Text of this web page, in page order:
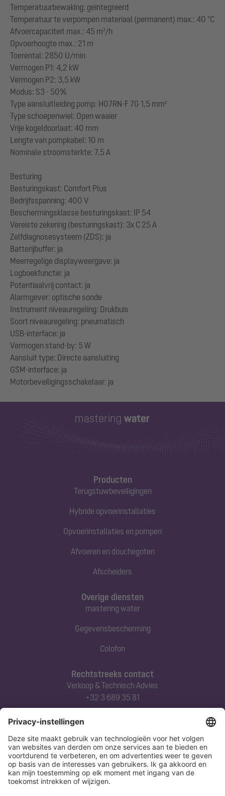
Temperatuurbewaking: geïntegreerd
Temperatuur te verpompen materiaal (permanent) max.: 40 °C
Afvoercapaciteit max.: 45 m³/h
Opvoerhoogte max.: 21 m
Toerental: 2850 U/min
Vermogen P1: 4,2 kW
Vermogen P2: 3,5 kW
Modus: S3 - 50%
Type aansluitleiding pomp: H07RN-F 7G 1,5 mm²
Type schoepenwiel: Open waaier
Vrije kogeldoorlaat: 40 mm
Lengte van pompkabel: 10 m
Nominale stroomsterkte: 7,5 A
Besturing
Besturingskast: Comfort Plus
Bedrijfsspanning: 400 V
Beschermingsklasse besturingskast: IP 54
Vereiste zekering (besturingskast): 3x C 25 A
Zelfdiagnosesysteem (ZDS): ja
Batterijbuffer: ja
Meerregelige displayweergave: ja
Logboekfunctie: ja
Potentiaalvrij contact: ja
Alarmgever: optische sonde
Instrument niveauregeling: Drukbuis
Soort niveauregeling: pneumatisch
USB-interface: ja
Vermogen stand-by: 5 W
Aansluit type: Directe aansluiting
GSM-interface: ja
Producten
Terugstuwbeveiligingen
Hybride opvoerinstallaties
Opvoerinstallaties en pompen
Afvoeren en douchegoten
Afscheiders
Rechtstreeks contact
Verkoop & Technisch Advies
+32 3 689 35 81
Abonneert u zich op onze nieuwsbrief
Nu aanmelden
Overige diensten
mastering water
Gegevensbescherming
Colofon